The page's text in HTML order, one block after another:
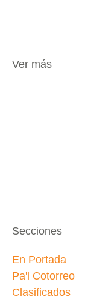
Ver más
Secciones
En Portada
Pa'l Cotorreo
Clasificados